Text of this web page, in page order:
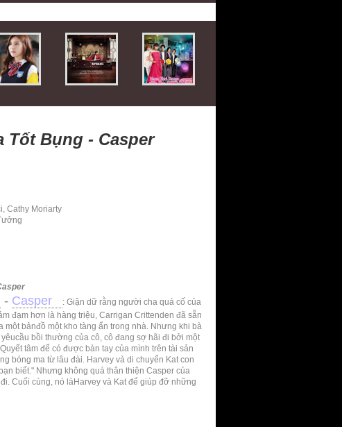
Tốt Bụng - Casper
Cathy Moriarty
- Casper
: Giận dữ rằng người cha quá cố của
đạm hơn là hàng triệu, Carrigan Crittenden đã sẵn
một bảnđồ một kho tàng ẩn trong nhà. Nhưng khi bà
bồi thường của cô, cô đang sợ hãi đi bởi một
tâm để có được bàn tay của mình trên tài sản
bóng ma từ lâu đài. Harvey và di chuyển Kat con
biết." Nhưng không quá thân thiện Casper của
Cuối cùng, nó làHarvey và Kat để giúp đỡ những